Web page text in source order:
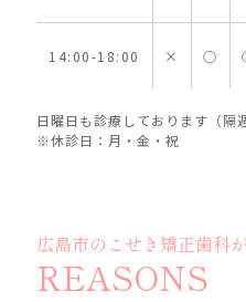
14:00-18:00 × ○
日曜日も診療しております（隔
※休診日：月・金・祝
広島市のこせき矯正歯科
REASONS